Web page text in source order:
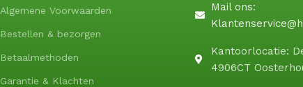
Algemene Voorwaarden
Bestellen & bezorgen
Betaalmethoden
Garantie & Klachten
Mail ons:
Kantoorlocatie:
4906CT